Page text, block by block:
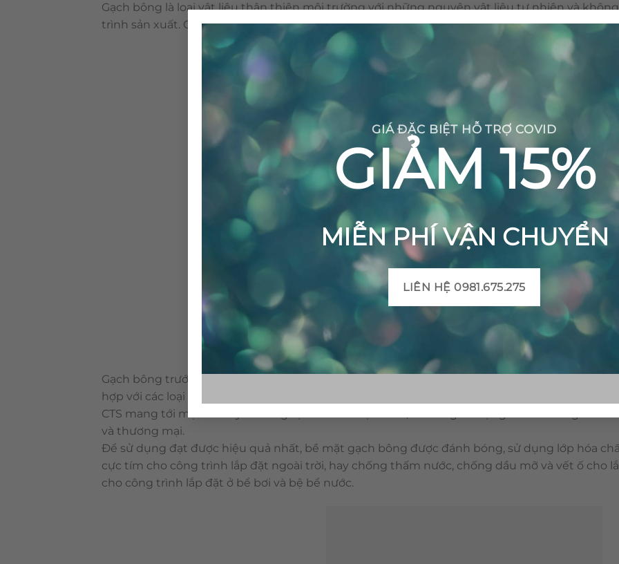
GIÁ ĐẶC BIỆT HỖ TRỢ COVID
GIẢM 15%
MIỄN PHÍ VẬN CHUYỂN
LIÊN HỆ 0981.675.275
Gạch bông là loại vật liệu thân thiện môi trường với những nguyên vật liệu tự nhiên và
trình sản xuất. Cấu tạo & qui trình nên viên gạch bông được sản xuất thủ công không gây ra
Gạch bông cổ điển CTS 79.1 – 4 viên
Gạch bông trước đây được xem như nữ hoàng trong vật liệu trang trí. Với ưu điểm như: đang
hợp với các loại vật liệu khác. Là loại vật liệu có tính thoáng mát, dễ vệ sinh. Đặc biệt, gạch
CTS mang tới một vẻ duyên dáng tự nhiên và độc nhất, dễ dàng sử dụng cho cả trong nhà
và thương mại.
Để sử dụng đạt được hiệu quả nhất, bề mặt gạch bông được đánh bóng, sử dụng lớp hóa
cực tím cho công trình lắp đặt ngoài trời, hay chống thấm nước, chống dầu mỡ và vết ố cho
cho công trình lắp đặt ở bể bơi và bệ bể nước.